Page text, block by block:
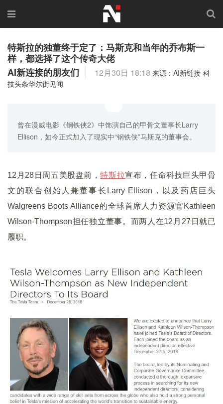
特斯拉的独董终于定了：马斯克和当年的乔布斯一
样，都选择了这个传奇大佬
AI新连接的朋友们
12月30日 18:18 来源：AI新链接-科
技头条华尔街见闻
曾在漫威电影《钢铁侠2》中饰演自己的甲骨文董事长Larry
Ellison，如今正式加入了现实中“钢铁侠”马斯克的董事会。
12月28日周五美股盘前，特斯拉宣布，任命科技巨头甲骨
文的联合创始人兼董事长Larry Ellison，以及药店巨头
Walgreens Boots Alliance的全球首席人力资源官Kathleen
Wilson-Thompson担任独立董事。而两人在12月27日就已
履职。